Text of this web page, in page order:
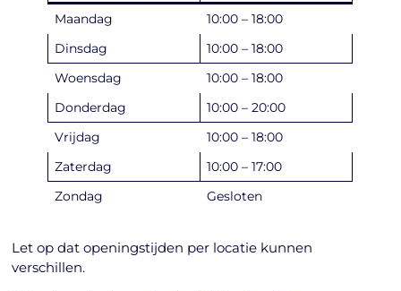
Maandag 10:00 – 18:00
Dinsdag 10:00 – 18:00
Woensdag 10:00 – 18:00
Donderdag 10:00 – 20:00
Vrijdag 10:00 – 18:00
Zaterdag 10:00 – 17:00
Zondag Gesloten
Let op dat openingstijden per locatie kunnen
verschillen.